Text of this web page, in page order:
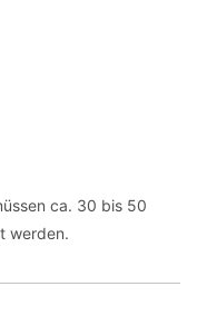
ca. 30 bis 50
werden.